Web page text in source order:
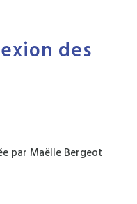
des
par Maëlle Bergeot